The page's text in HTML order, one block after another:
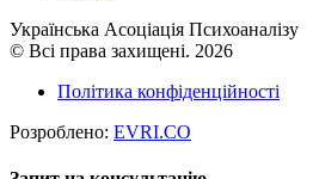
Українська Асоціація Психоаналізу
© Всі права захищені. 2026
Політика конфіденційності
Розроблено: EVRI.CO